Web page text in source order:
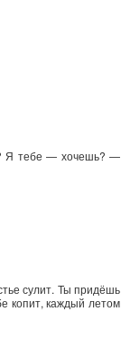
Я тебе — хочешь? —
сулит. Ты придёшь
копит, каждый летом